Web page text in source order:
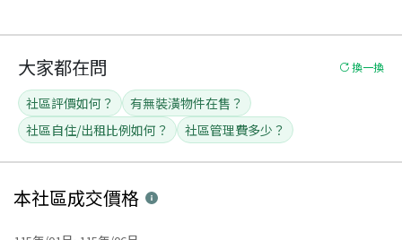
大家都在問 換一換
社區評價如何？
有無裝潢物件在售？
社區自住/出租比例如何？
社區管理費多少？
本社區成交價格